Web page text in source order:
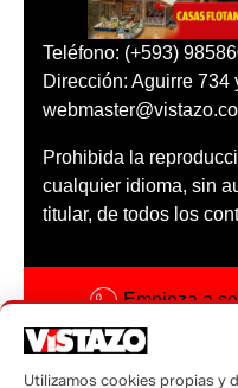
Teléfono: (+593)
Dirección: Aguirre 734
Prohibida la
cualquier idioma, sin
titular, de todos los
Empieza a
Código ética
Utilizamos cookies propias y